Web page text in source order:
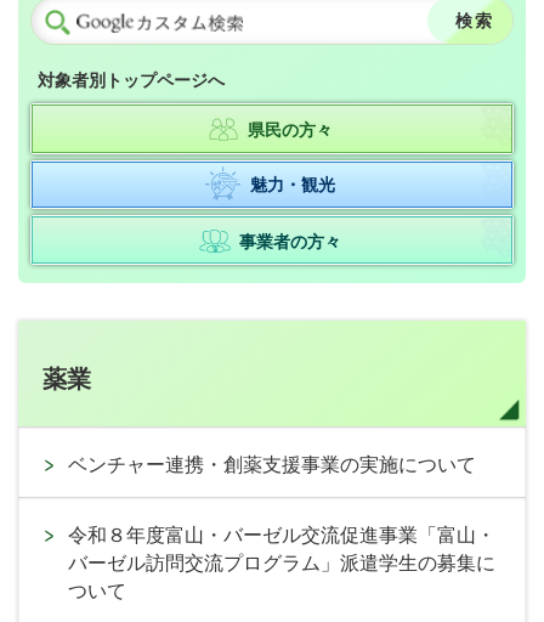
対象者別トップページへ
県民の方々
魅力・観光
事業者の方々
薬業
ベンチャー連携・創薬支援事業の実施について
令和８年度富山・バーゼル交流促進事業「富山・
バーゼル訪問交流プログラム」派遣学生の募集に
ついて